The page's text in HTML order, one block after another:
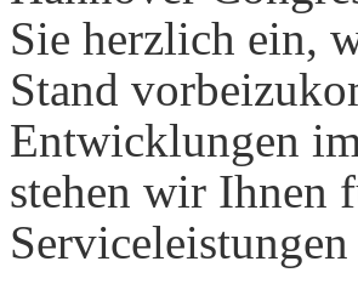
Sie herzlich ein,
Stand
Entwicklungen
stehen wir Ihnen